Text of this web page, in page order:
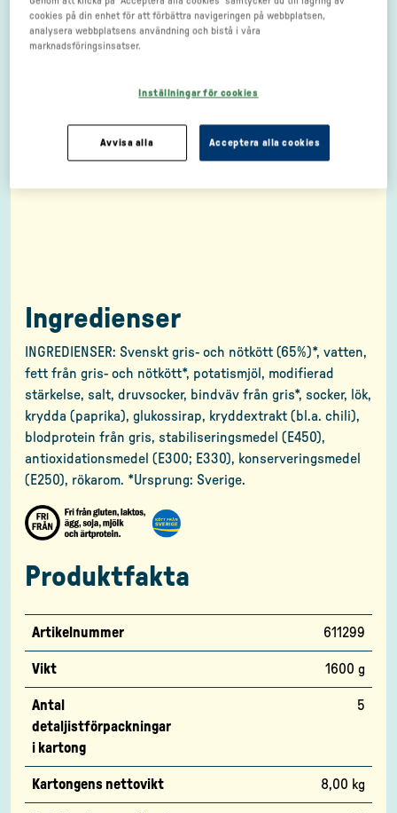
Ingredienser
INGREDIENSER: Svenskt gris- och nötkött (65%)*, vatten,
fett från gris- och nötkött*, potatismjöl, modifierad
stärkelse, salt, druvsocker, bindväv från gris*, socker, lök,
krydda (paprika), glukossirap, kryddextrakt (bl.a. chili),
blodprotein från gris, stabiliseringsmedel (E450),
antioxidationsmedel (E300; E330), konserveringsmedel
(E250), rökarom. *Ursprung: Sverige.
Produktfakta
Artikelnummer 611299
Vikt 1600 g
Antal
detaljistförpackningar
i kartong
5
Kartongens nettovikt 8,00 kg
cookies på din enhet för att förbättra navigeringen på webbplatsen,
analysera webbplatsens användning och bistå i våra
marknadsföringsinsatser.
Inställningar för cookies
Avvisa alla Acceptera alla cookies